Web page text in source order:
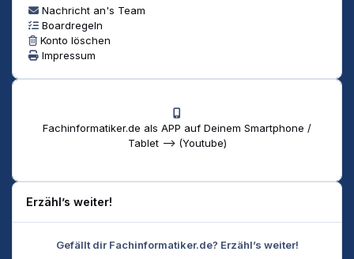
Nachricht an's Team
Boardregeln
Konto löschen
Impressum
Fachinformatiker.de als APP auf Deinem Smartphone /
Tablet --> (Youtube)
Erzähl’s weiter!
Gefällt dir Fachinformatiker.de? Erzähl’s weiter!